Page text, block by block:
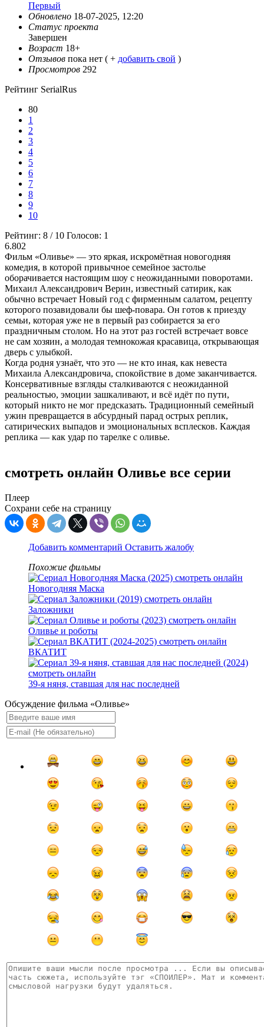
Первый
Обновлено 18-07-2025, 12:20
Статус проекта
Завершен
Возраст 18+
Отзывов пока нет ( + добавить свой )
Просмотров 292
Рейтинг SerialRus
80
1
2
3
4
5
6
7
8
9
10
Рейтинг: 8 / 10 Голосов: 1
6.802
Фильм «Оливье» — это яркая, искромётная новогодняя
комедия, в которой привычное семейное застолье
оборачивается настоящим шоу с неожиданными поворотами.
Михаил Александрович Верин, известный сатирик, как
обычно встречает Новый год с фирменным салатом, рецепту
которого позавидовали бы шеф-повара. Он готов к приезду
семьи, которая уже не в первый раз собирается за его
праздничным столом. Но на этот раз гостей встречает вовсе
не сам хозяин, а молодая темнокожая красавица, открывающая
дверь с улыбкой.
Когда родня узнаёт, что это — не кто иная, как невеста
Михаила Александровича, спокойствие в доме заканчивается.
Консервативные взгляды сталкиваются с неожиданной
реальностью, эмоции зашкаливают, и всё идёт по пути,
который никто не мог предсказать. Традиционный семейный
ужин превращается в абсурдный парад острых реплик,
сатирических выпадов и эмоциональных всплесков. Каждая
реплика — как удар по тарелке с оливье.
смотреть онлайн Оливье все серии
Плеер
Сохрани себе на страницу
Добавить комментарий Оставить жалобу
Похожие фильмы
Новогодняя Маска
Заложники
Оливье и роботы
ВКАТИТ
39-я няня, ставшая для нас последней
Обсуждение фильма «Оливье»